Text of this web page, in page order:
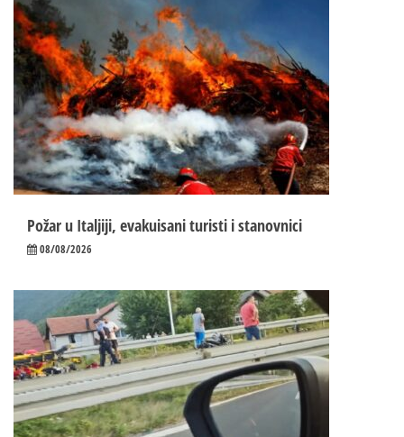
Požar u Italjiji, evakuisani turisti i stanovnici
08/08/2026